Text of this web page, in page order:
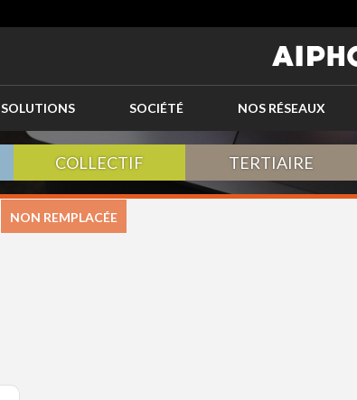
SOLUTIONS SOCIÉTÉ NOS RÉSEAUX
COLLECTIF TERTIAIRE
NON REMPLACÉE